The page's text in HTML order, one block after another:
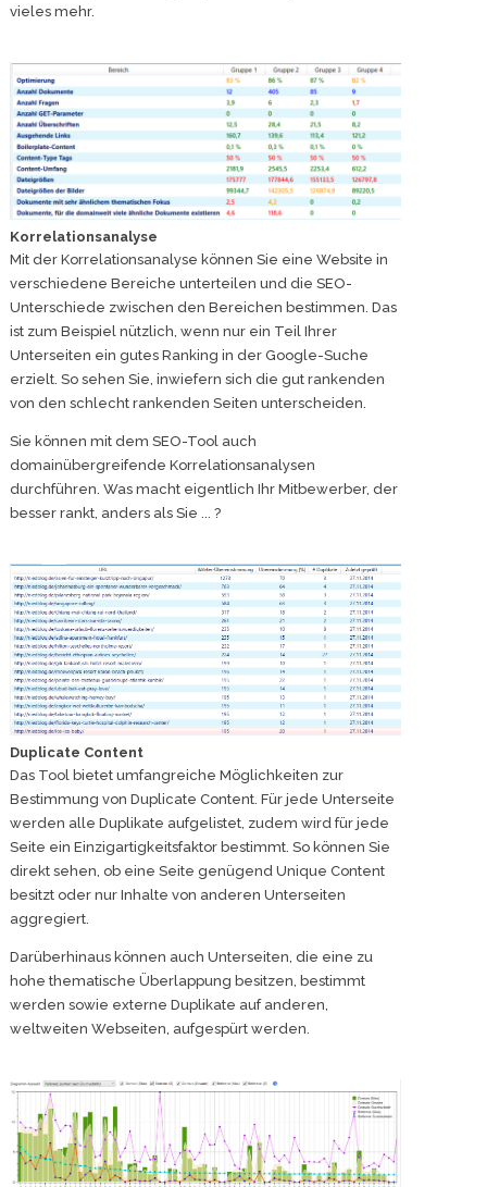
vieles mehr.
Korrelationsanalyse
Mit der Korrelationsanalyse können Sie eine Website in
verschiedene Bereiche unterteilen und die SEO-
Unterschiede zwischen den Bereichen bestimmen. Das
ist zum Beispiel nützlich, wenn nur ein Teil Ihrer
Unterseiten ein gutes Ranking in der Google-Suche
erzielt. So sehen Sie, inwiefern sich die gut rankenden
von den schlecht rankenden Seiten unterscheiden.
Sie können mit dem SEO-Tool auch
domainübergreifende Korrelationsanalysen
durchführen. Was macht eigentlich Ihr Mitbewerber, der
besser rankt, anders als Sie ... ?
Duplicate Content
Das Tool bietet umfangreiche Möglichkeiten zur
Bestimmung von Duplicate Content. Für jede Unterseite
werden alle Duplikate aufgelistet, zudem wird für jede
Seite ein Einzigartigkeitsfaktor bestimmt. So können Sie
direkt sehen, ob eine Seite genügend Unique Content
besitzt oder nur Inhalte von anderen Unterseiten
aggregiert.
Darüberhinaus können auch Unterseiten, die eine zu
hohe thematische Überlappung besitzen, bestimmt
werden sowie externe Duplikate auf anderen,
weltweiten Webseiten, aufgespürt werden.